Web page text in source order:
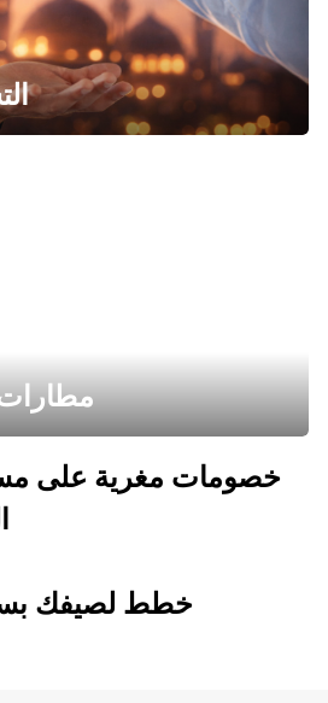
خصومات مغرية على
خطط لصيفك